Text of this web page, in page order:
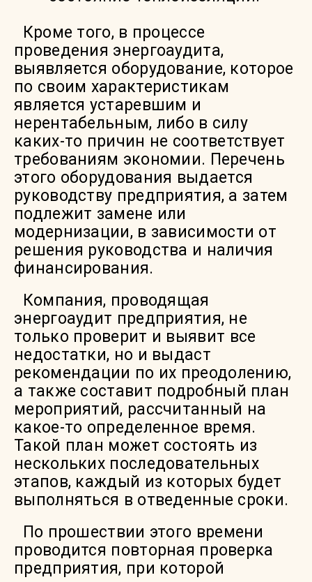
Кроме того, в процессе
проведения энергоаудита,
выявляется оборудование, которое
по своим характеристикам
является устаревшим и
нерентабельным, либо в силу
каких-то причин не соответствует
требованиям экономии. Перечень
этого оборудования выдается
руководству предприятия, а затем
подлежит замене или
модернизации, в зависимости от
решения руководства и наличия
финансирования.
Компания, проводящая
энергоаудит предприятия, не
только проверит и выявит все
недостатки, но и выдаст
рекомендации по их преодолению,
а также составит подробный план
мероприятий, рассчитанный на
какое-то определенное время.
Такой план может состоять из
нескольких последовательных
этапов, каждый из которых будет
выполняться в отведенные сроки.
По прошествии этого времени
проводится повторная проверка
предприятия, при которой